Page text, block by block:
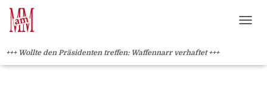
+++ Wollte den Präsidenten treffen: Waffennarr verhaftet +++